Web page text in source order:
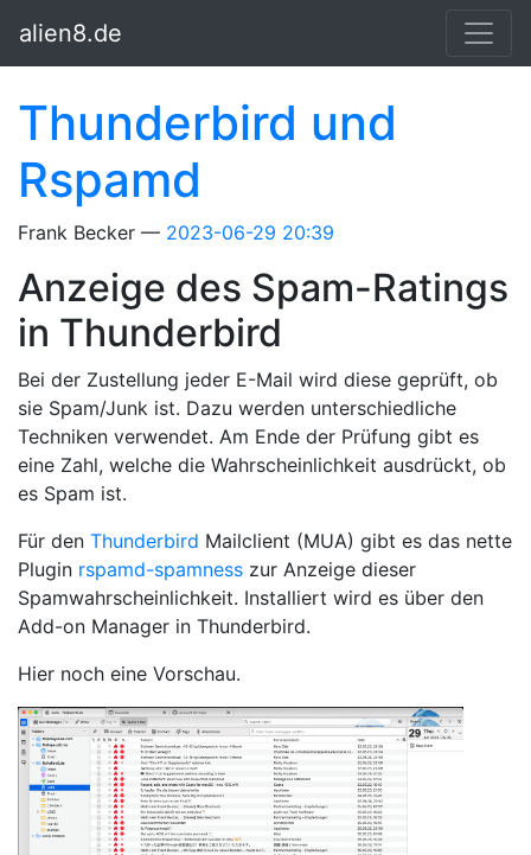
alien8.de
Thunderbird und
Rspamd
Frank Becker 2023-06-29 20:39
Anzeige des Spam-Ratings
in Thunderbird
Bei der Zustellung jeder E-Mail wird diese geprüft, ob
sie Spam/Junk ist. Dazu werden unterschiedliche
Techniken verwendet. Am Ende der Prüfung gibt es
eine Zahl, welche die Wahrscheinlichkeit ausdrückt, ob
es Spam ist.
Für den Thunderbird Mailclient (MUA) gibt es das nette
Plugin rspamd-spamness zur Anzeige dieser
Spamwahrscheinlichkeit. Installiert wird es über den
Add-on Manager in Thunderbird.
Hier noch eine Vorschau.